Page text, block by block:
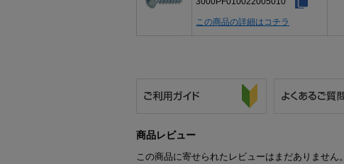
この商品の詳細はコチラ
商品レビュー
この商品に寄せられたレビューはまだありません。